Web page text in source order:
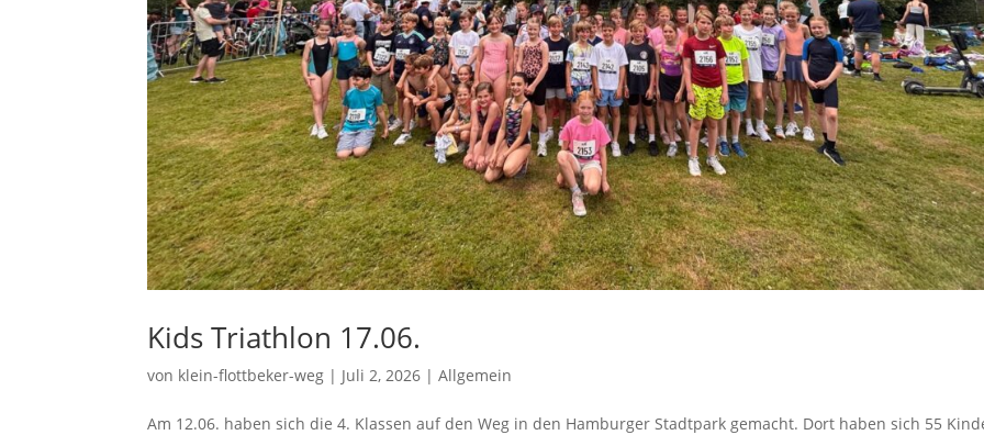
Kids Triathlon 17.06.
von klein-flottbeker-weg | Juli 2, 2026 |Allgemein
Am 12.06. haben sich die 4. Klassen auf den Weg in den Hamburger Stadtpark gemacht. Dort haben sich 55